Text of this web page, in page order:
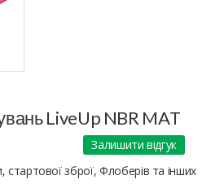
LiveUp NBR MAT
Залишити відгук
зброї, Флоберів та інших